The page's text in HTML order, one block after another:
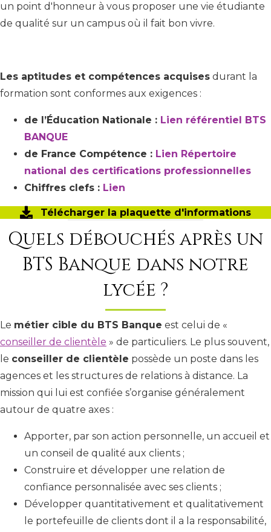
un point d'honneur à vous proposer une vie étudiante
de qualité sur un campus où il fait bon vivre.
Les aptitudes et compétences acquises durant la
formation sont conformes aux exigences :
de l’Éducation Nationale : Lien référentiel BTS
BANQUE
de France Compétence : Lien Répertoire
national des certifications professionnelles
Chiffres clefs : Lien
Télécharger la plaquette d'informations
Quels débouchés après un
BTS Banque dans notre
lycée ?
Le métier cible du BTS Banque est celui de «
conseiller de clientèle » de particuliers. Le plus souvent,
le conseiller de clientèle possède un poste dans les
agences et les structures de relations à distance. La
mission qui lui est confiée s’organise généralement
autour de quatre axes :
Apporter, par son action personnelle, un accueil et
un conseil de qualité aux clients ;
Construire et développer une relation de
confiance personnalisée avec ses clients ;
Développer quantitativement et qualitativement
le portefeuille de clients dont il a la responsabilité,